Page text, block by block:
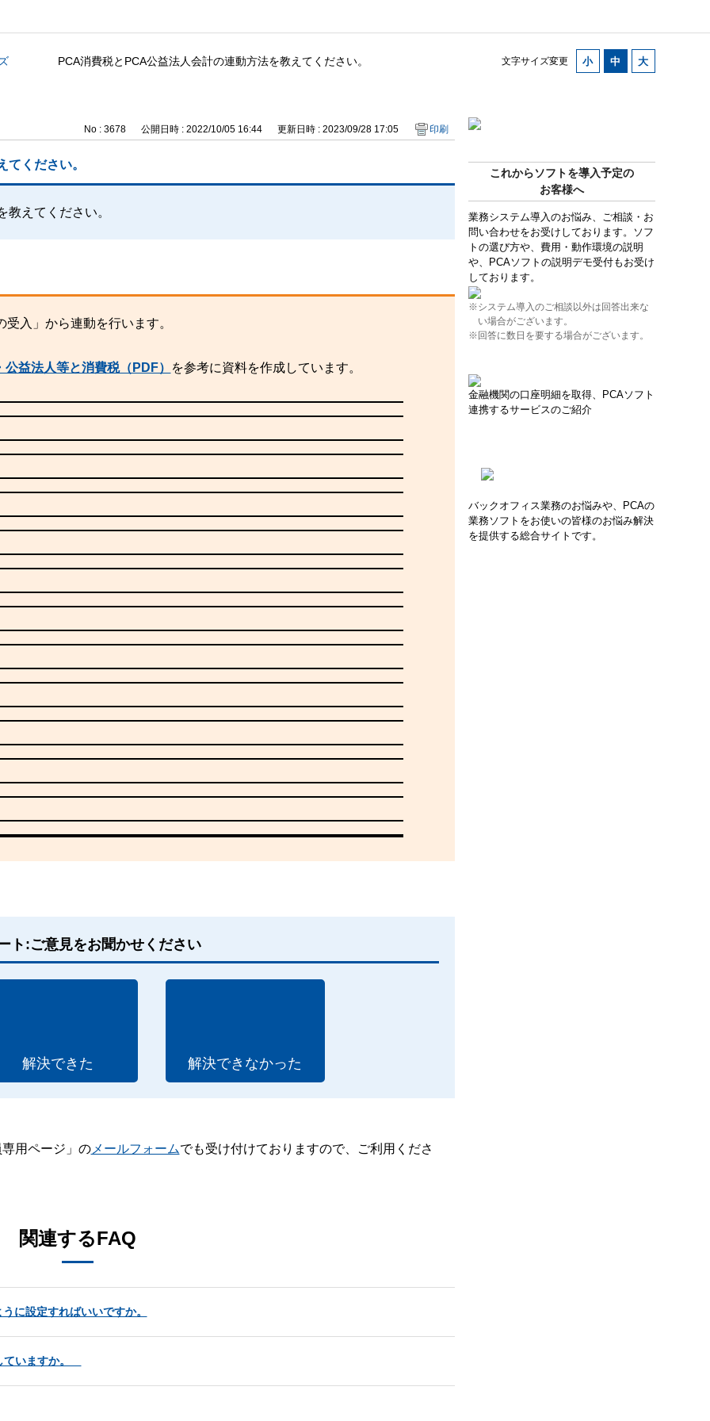
文字サイズ変更
PCA消費税とPCA公益法人会計の連動方法を教えてください。
これからソフトを導入予定の
お客様へ
業務システム導入のお悩み、ご相談・お
問い合わせをお受けしております。ソフ
トの選び方や、費用・動作環境の説明
や、PCAソフトの説明デモ受付もお受け
しております。
※システム導入のご相談以外は回答出来な
い場合がございます。
※回答に数日を要する場合がございます。
金融機関の口座明細を取得、PCAソフト
連携するサービスのご紹介
バックオフィス業務のお悩みや、PCAの
業務ソフトをお使いの皆様のお悩み解決
を提供する総合サイトです。
No : 3678 公開日時 : 2022/10/05 16:44 更新日時 : 2023/09/28 17:05 印刷
ください。
えてください。
入」から連動を行います。
益法人等と消費税（PDF） を参考に資料を作成しています。
ト:ご意見をお聞かせください
解決できた 解決できなかった
用ページ」のメールフォームでも受け付けておりますので、ご利用くださ
関連するFAQ
に設定すればいいですか。
ていますか。